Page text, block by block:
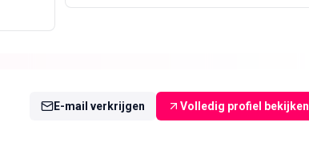
E-mail verkrijgen Volledig profiel bekijken